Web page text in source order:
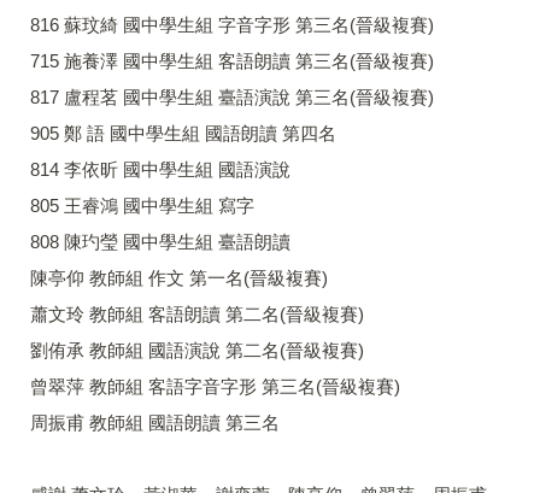
816 蘇玟綺 國中學生組 字音字形 第三名(晉級複賽)
715 施養澤 國中學生組 客語朗讀 第三名(晉級複賽)
817 盧程茗 國中學生組 臺語演說 第三名(晉級複賽)
905 鄭 語 國中學生組 國語朗讀 第四名
814 李依昕 國中學生組 國語演說
805 王睿鴻 國中學生組 寫字
808 陳玓瑩 國中學生組 臺語朗讀
陳亭仰 教師組 作文 第一名(晉級複賽)
蕭文玲 教師組 客語朗讀 第二名(晉級複賽)
劉侑承 教師組 國語演說 第二名(晉級複賽)
曾翠萍 教師組 客語字音字形 第三名(晉級複賽)
周振甫 教師組 國語朗讀 第三名